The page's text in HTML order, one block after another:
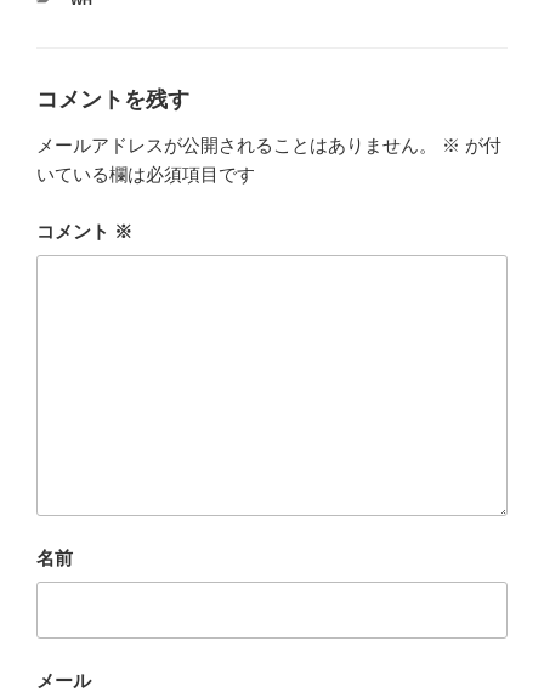
コメントを残す
メールアドレスが公開されることはありません。 ※ が付
いている欄は必須項目です
コメント ※
名前
メール